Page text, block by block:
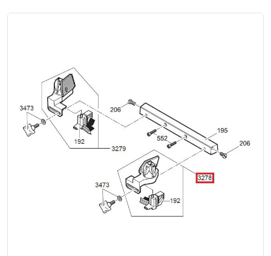
Ostrzenie narzędzi
Doradztwo
technologiczne
Producenci
Dowiedz się więcej
Aktualności i porady